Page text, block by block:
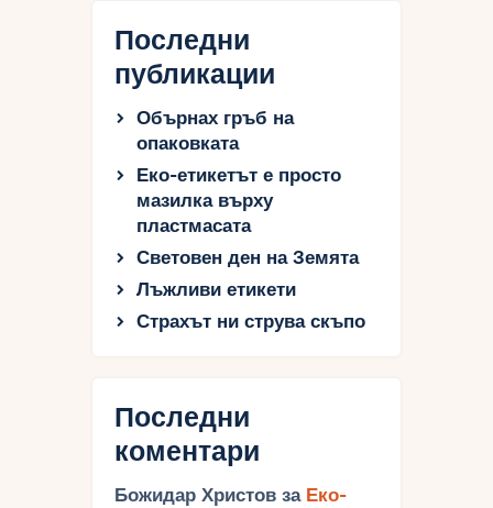
Последни
публикации
Обърнах гръб на
опаковката
Еко-етикетът е просто
мазилка върху
пластмасата
Световен ден на Земята
Лъжливи етикети
Страхът ни струва скъпо
Последни
коментари
Божидар Христов за Еко-